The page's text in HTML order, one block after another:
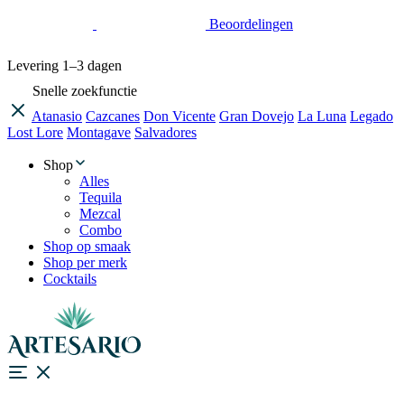
Beoordelingen
Levering 1–3 dagen
Snelle zoekfunctie
Atanasio Cazcanes Don Vicente Gran Dovejo La Luna Legado
Lost Lore Montagave Salvadores
Shop
Alles
Tequila
Mezcal
Combo
Shop op smaak
Shop per merk
Cocktails